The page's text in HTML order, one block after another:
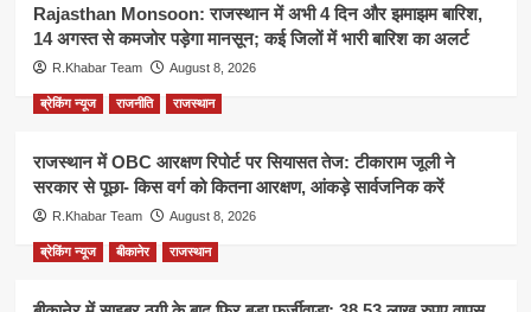
Rajasthan Monsoon: राजस्थान में अभी 4 दिन और झमाझम बारिश,
14 अगस्त से कमजोर पड़ेगा मानसून; कई जिलों में भारी बारिश का अलर्ट
R.Khabar Team August 8, 2026
ब्रेकिंग न्यूज राजनीति राजस्थान
राजस्थान में OBC आरक्षण रिपोर्ट पर सियासत तेज: टीकाराम जूली ने
सरकार से पूछा- किस वर्ग को कितना आरक्षण, आंकड़े सार्वजनिक करें
R.Khabar Team August 8, 2026
ब्रेकिंग न्यूज बीकानेर राजस्थान